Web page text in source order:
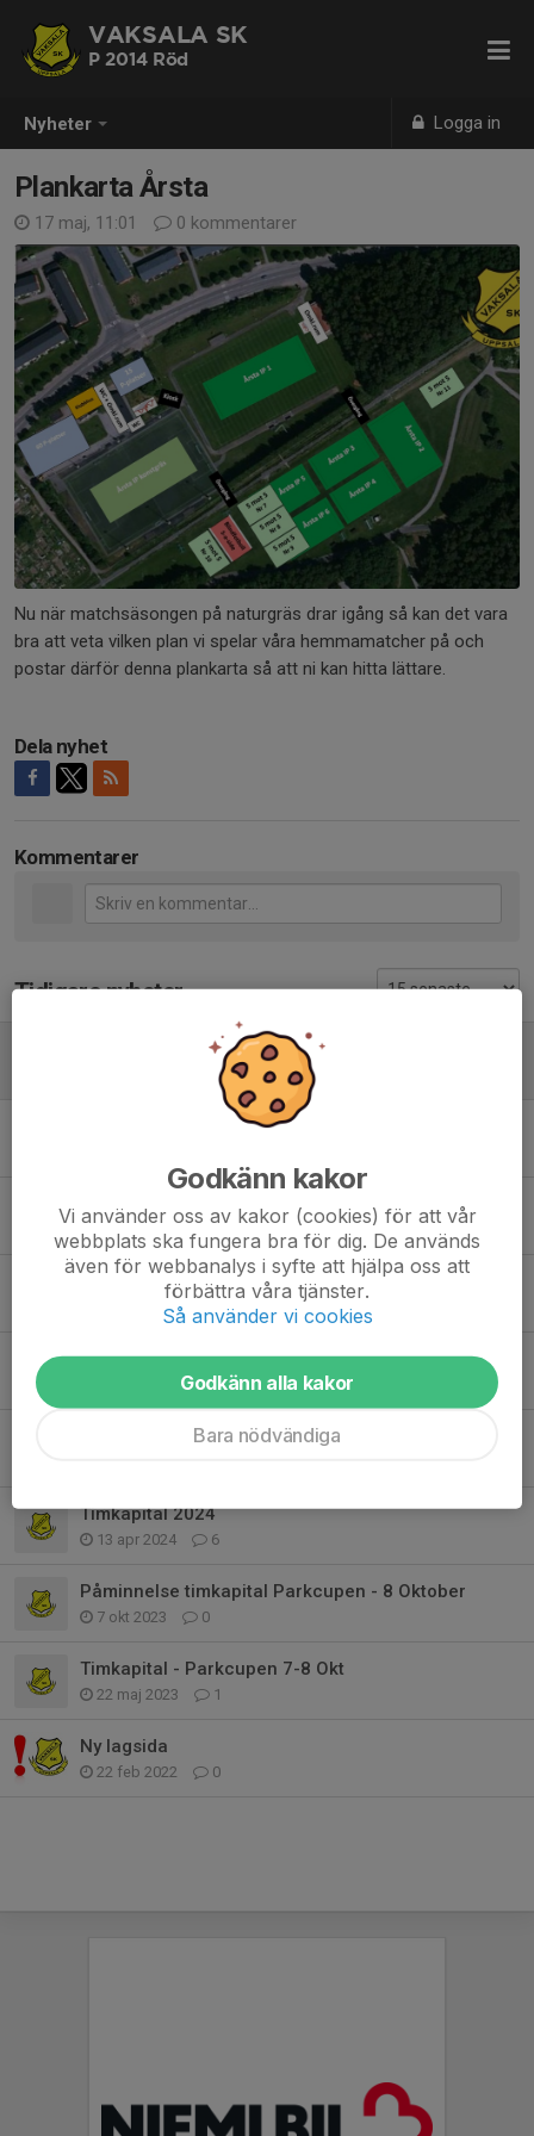
Nyheter Logga in
VAKSALA SK
P 2014 Röd
Plankarta Årsta
17 maj, 11:01 0 kommentarer
Nu när matchsäsongen på naturgräs drar igång så kan det vara
bra att veta vilken plan vi spelar våra hemmamatcher på och
postar därför denna plankarta så att ni kan hitta lättare.
Dela nyhet
Kommentarer
Tidigare nyheter
Plankarta Årsta
0
Från och med nu är det grästräningar!
14 sep 2025
11 aug 2025
1
Timkapital 2024
13 apr 2024 6
Påminnelse timkapital Parkcupen - 8 Oktober
7 okt 2023 0
Timkapital - Parkcupen 7-8 Okt
22 maj 2023 1
Ny lagsida
22 feb 2022 0
Godkänn kakor
Vi använder oss av kakor (cookies) för att vår
webbplats ska fungera bra för dig. De används
även för webbanalys i syfte att hjälpa oss att
förbättra våra tjänster.
Så använder vi cookies
Godkänn alla kakor
Bara nödvändiga